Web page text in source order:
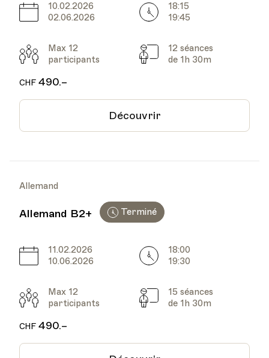
Date
10.02.2026
02.06.2026
Heure
18:15
19:45
Participants
Max 12
participants
Cours
12 séances
de 1h 30m
CHF490.–
Découvrir
Allemand
Allemand B2+ Terminé
Date
11.02.2026
10.06.2026
Heure
18:00
19:30
Participants
Max 12
participants
Cours
15 séances
de 1h 30m
CHF490.–